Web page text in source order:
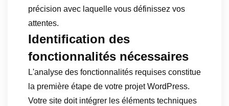
précision avec laquelle vous définissez vos
attentes.
Identification des
fonctionnalités nécessaires
L'analyse des fonctionnalités requises constitue
la première étape de votre projet WordPress.
Votre site doit intégrer les éléments techniques